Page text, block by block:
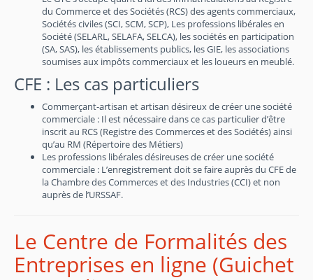
du Commerce et des Sociétés (RCS) des agents commerciaux,
Sociétés civiles (SCI, SCM, SCP), Les professions libérales en
Société (SELARL, SELAFA, SELCA), les sociétés en participation
(SA, SAS), les établissements publics, les GIE, les associations
soumises aux impôts commerciaux et les loueurs en meublé.
CFE : Les cas particuliers
Commerçant-artisan et artisan désireux de créer une société
commerciale : Il est nécessaire dans ce cas particulier d’être
inscrit au RCS (Registre des Commerces et des Sociétés) ainsi
qu’au RM (Répertoire des Métiers)
Les professions libérales désireuses de créer une société
commerciale : L’enregistrement doit se faire auprès du CFE de
la Chambre des Commerces et des Industries (CCI) et non
auprès de l’URSSAF.
Le Centre de Formalités des
Entreprises en ligne (Guichet